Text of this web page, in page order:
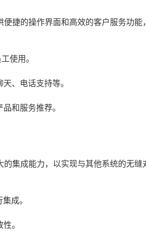
捷的操作界面和高效的客户服务功
使用。
、电话支持等。
和服务推荐。
集成能力，以实现与其他系统的无
成。
。